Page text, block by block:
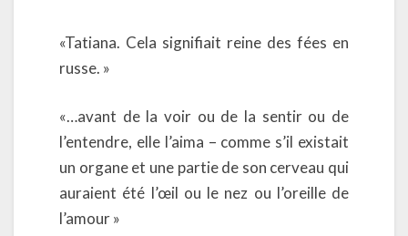
«Tatiana. Cela signifiait reine des fées en
russe. »
«…avant de la voir ou de la sentir ou de
l’entendre, elle l’aima – comme s’il existait
un organe et une partie de son cerveau qui
auraient été l’œil ou le nez ou l’oreille de
l’amour »